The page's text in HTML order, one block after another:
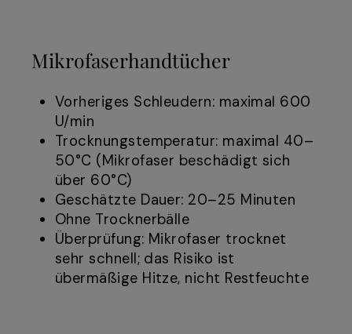
Mikrofaserhandtücher
Vorheriges Schleudern: maximal 600
U/min
Trocknungstemperatur: maximal 40–
50°C (Mikrofaser beschädigt sich
über 60°C)
Geschätzte Dauer: 20–25 Minuten
Ohne Trocknerbälle
Überprüfung: Mikrofaser trocknet
sehr schnell; das Risiko ist
übermäßige Hitze, nicht Restfeuchte